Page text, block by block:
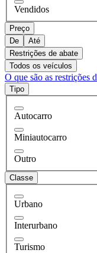
Vendidos
Preço
De
Até
Restrições de abate
Todos os veículos
O que são as restrições
Tipo
Autocarro
Miniautocarro
Outro
Classe
Urbano
Interurbano
Turismo